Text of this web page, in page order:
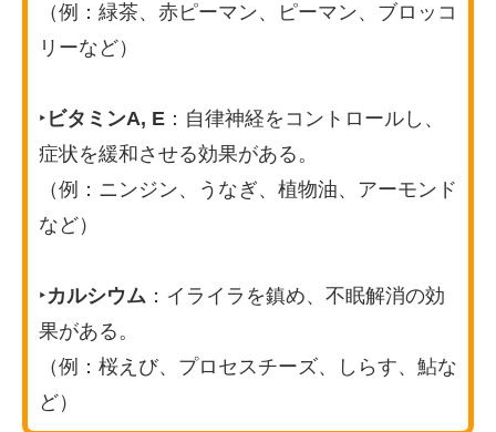
（例：緑茶、赤ピーマン、ピーマン、ブロッコ
リーなど）
‣ ビタミンA, E ：自律神経をコントロールし、
症状を緩和させる効果がある。
（例：ニンジン、うなぎ、植物油、アーモンド
など）
‣カルシウム ：イライラを鎮め、不眠解消の効
果がある。
（例：桜えび、プロセスチーズ、しらす、鮎な
ど）